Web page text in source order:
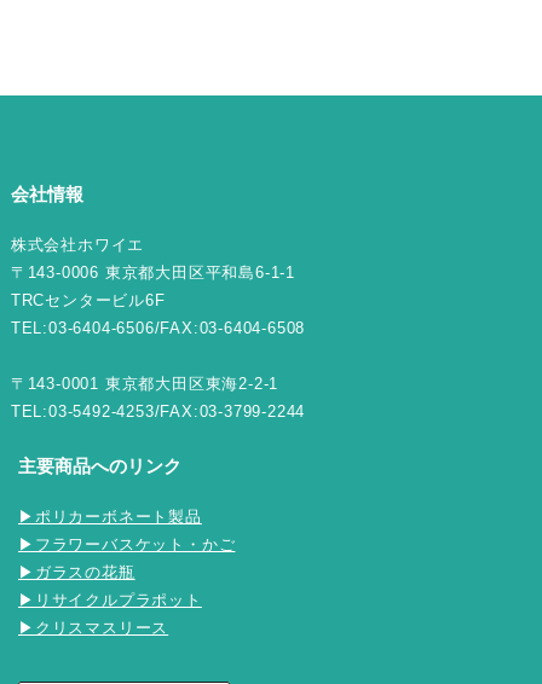
会社情報
株式会社ホワイエ
〒143-0006 東京都大田区平和島6-1-1
TRCセンタービル6F
TEL:03-6404-6506/FAX:03-6404-6508
〒143-0001 東京都大田区東海2-2-1
TEL:03-5492-4253/FAX:03-3799-2244
主要商品へのリンク
▶ポリカーボネート製品
▶フラワーバスケット・かご
▶ガラスの花瓶
▶リサイクルプラポット
▶クリスマスリース